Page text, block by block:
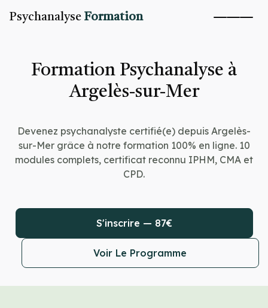
Psychanalyse Formation
Formation Psychanalyse à
Argelès-sur-Mer
Devenez psychanalyste certifié(e) depuis Argelès-
sur-Mer grâce à notre formation 100% en ligne. 10
modules complets, certificat reconnu IPHM, CMA et
CPD.
S'inscrire — 87€
Voir Le Programme